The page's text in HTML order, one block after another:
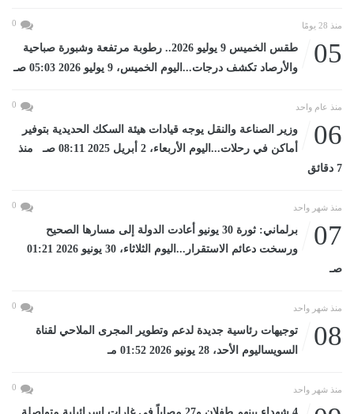
منذ 28 يومًا 0
05
طقس الخميس 9 يوليو 2026.. رطوبة مرتفعة وشبورة صباحية
والأرصاد تكشف درجات...اليوم الخميس، 9 يوليو 2026 05:03 صـ
منذ عام واحد 0
06
وزير الصناعة والنقل يوجه قيادات هيئة السكك الحديدية بتوفير
أماكن في رحلات...اليوم الأربعاء، 2 أبريل 2025 08:11 صـ منذ
7 دقائق
منذ شهر واحد 0
07
برلماني: ثورة 30 يونيو أعادت الدولة إلى مسارها الصحيح
ورسخت دعائم الاستقرار...اليوم الثلاثاء، 30 يونيو 2026 01:21
صـ
منذ شهر واحد 0
08
توجيهات رئاسية جديدة لدعم وتطوير المجرى الملاحي لقناة
السويساليوم الأحد، 28 يونيو 2026 01:52 مـ
منذ شهر واحد 0